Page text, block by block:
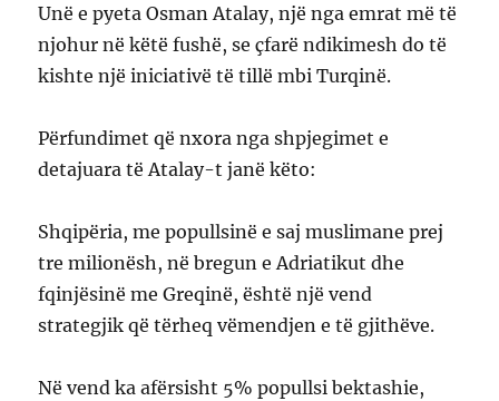
Unë e pyeta Osman Atalay, një nga emrat më të
njohur në këtë fushë, se çfarë ndikimesh do të
kishte një iniciativë të tillë mbi Turqinë.
Përfundimet që nxora nga shpjegimet e
detajuara të Atalay-t janë këto:
Shqipëria, me popullsinë e saj muslimane prej
tre milionësh, në bregun e Adriatikut dhe
fqinjësinë me Greqinë, është një vend
strategjik që tërheq vëmendjen e të gjithëve.
Në vend ka afërsisht 5% popullsi bektashie,